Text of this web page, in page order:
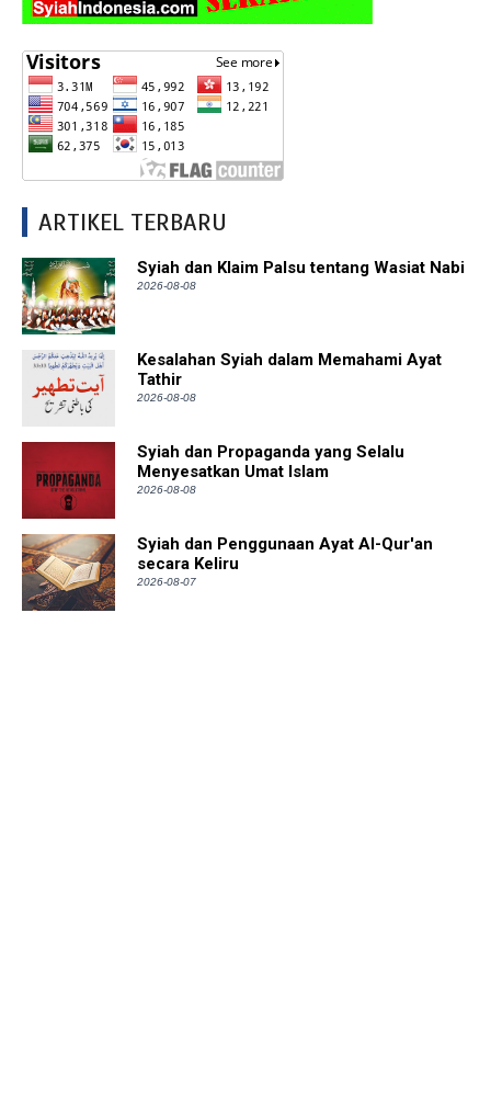
ARTIKEL TERBARU
Syiah dan Klaim Palsu tentang Wasiat Nabi
2026-08-08
Kesalahan Syiah dalam Memahami Ayat
Tathir
2026-08-08
Syiah dan Propaganda yang Selalu
Menyesatkan Umat Islam
2026-08-08
Syiah dan Penggunaan Ayat Al-Qur'an
secara Keliru
2026-08-07